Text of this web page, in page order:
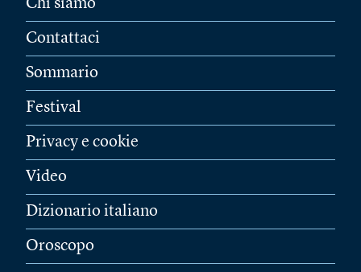
Chi siamo
Contattaci
Sommario
Festival
Privacy e cookie
Video
Dizionario italiano
Oroscopo